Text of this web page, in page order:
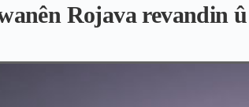
Rojava revandin